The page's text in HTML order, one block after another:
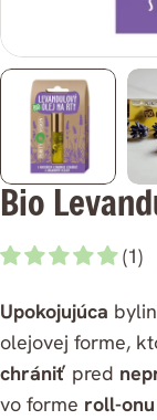
Bio
(1)
Upokojujúca
olejovej forme,
chrániť pred
vo forme roll-onu